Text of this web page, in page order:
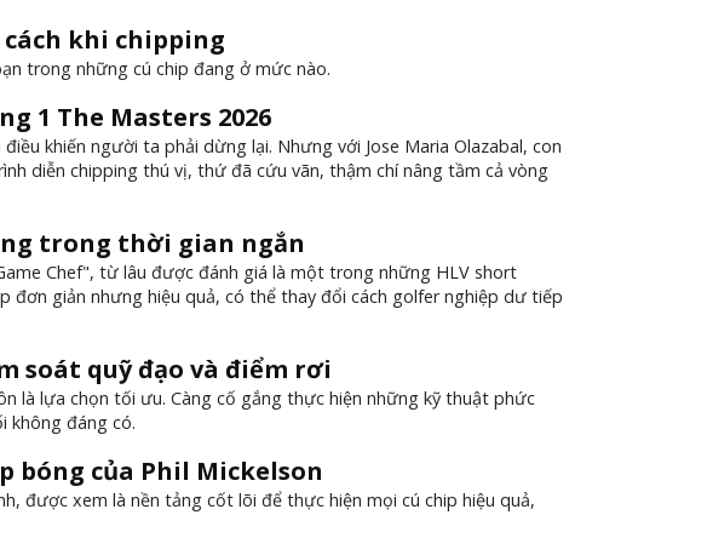
khi chipping
trong những cú chip đang ở mức nào.
1 The Masters 2026
khiến người ta phải dừng lại. Nhưng với Jose Maria Olazabal, con
diễn chipping thú vị, thứ đã cứu vãn, thậm chí nâng tầm cả vòng
trong thời gian ngắn
Chef", từ lâu được đánh giá là một trong những HLV short
đơn giản nhưng hiệu quả, có thể thay đổi cách golfer nghiệp dư tiếp
soát quỹ đạo và điểm rơi
là lựa chọn tối ưu. Càng cố gắng thực hiện những kỹ thuật phức
không đáng có.
bóng của Phil Mickelson
được xem là nền tảng cốt lõi để thực hiện mọi cú chip hiệu quả,